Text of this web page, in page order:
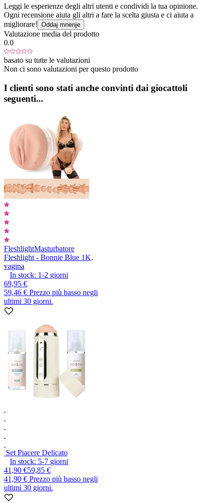
Leggi le esperienze degli altri utenti e condividi la tua opinione.
Ogni recensione aiuta gli altri a fare la scelta giusta e ci aiuta a
migliorare! Oddaj mnenje
Valutazione media del prodotto
0.0
basato su tutte le valutazioni
Non ci sono valutazioni per questo prodotto
I clienti sono stati anche convinti dai giocattoli
seguenti...
FleshlightMasturbatore
Fleshlight - Bonnie Blue 1K,
vagina
In stock: 1-2 giorni
69,95 €
59,46 € Prezzo più basso negli
ultimi 30 giorni.
Set Piacere Delicato
In stock: 5-7 giorni
41,90 €59,85 €
41,90 € Prezzo più basso negli
ultimi 30 giorni.